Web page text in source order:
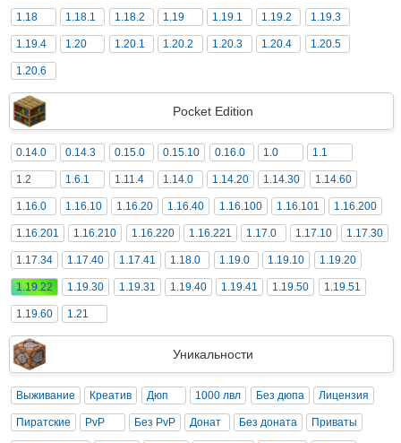
1.18 1.18.1 1.18.2 1.19 1.19.1 1.19.2 1.19.3
1.19.4 1.20 1.20.1 1.20.2 1.20.3 1.20.4 1.20.5
1.20.6
Pocket Edition
0.14.0 0.14.3 0.15.0 0.15.10 0.16.0 1.0 1.1
1.2 1.6.1 1.11.4 1.14.0 1.14.20 1.14.30 1.14.60
1.16.0 1.16.10 1.16.20 1.16.40 1.16.100 1.16.101 1.16.200
1.16.201 1.16.210 1.16.220 1.16.221 1.17.0 1.17.10 1.17.30
1.17.34 1.17.40 1.17.41 1.18.0 1.19.0 1.19.10 1.19.20
1.19.22 1.19.30 1.19.31 1.19.40 1.19.41 1.19.50 1.19.51
1.19.60 1.21
Уникальности
Выживание Креатив Дюп 1000 лвл Без дюпа Лицензия
Пиратские PvP Без PvP Донат Без доната Приваты